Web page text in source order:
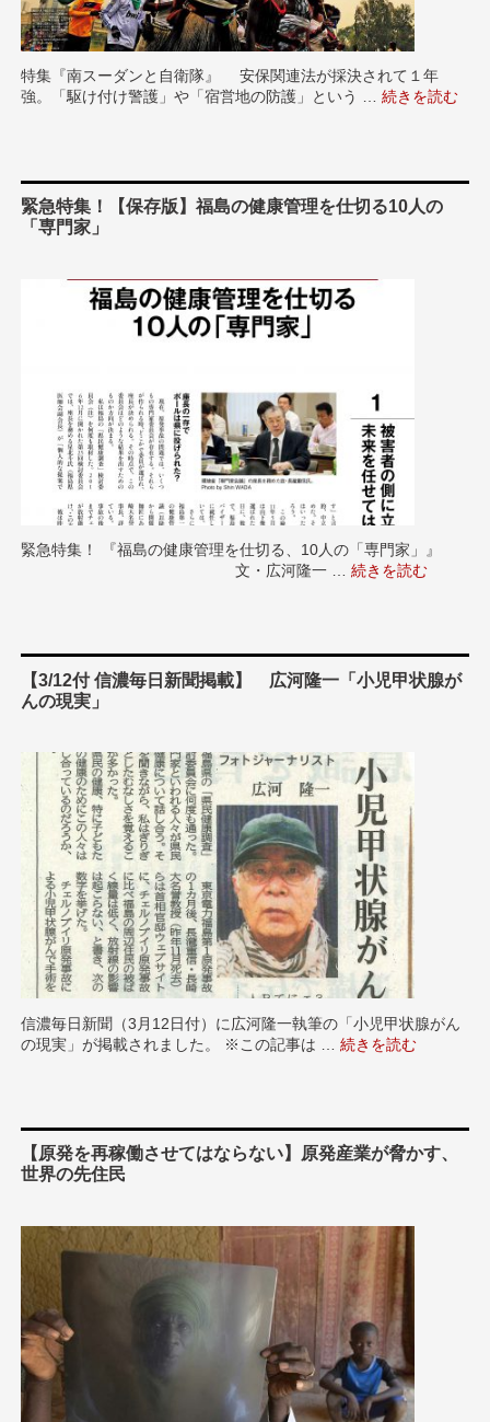
特集『南スーダンと自衛隊』 安保関連法が採決されて１年
強。「駆け付け警護」や「宿営地の防護」という …“【日本がすべ
続きを読む
緊急特集！【保存版】福島の健康管理を仕切る10人の
「専門家」
緊急特集！ 『福島の健康管理を仕切る、10人の「専門家」』
文・広河隆一 …“緊急特集！【保存
続きを読む
【3/12付 信濃毎日新聞掲載】 広河隆一「小児甲状腺が
んの現実」
信濃毎日新聞（3月12日付）に広河隆一執筆の「小児甲状腺がん
の現実」が掲載されました。 ※この記事は …“【3/12付 信濃毎日
続きを読む
【原発を再稼働させてはならない】原発産業が脅かす、
世界の先住民